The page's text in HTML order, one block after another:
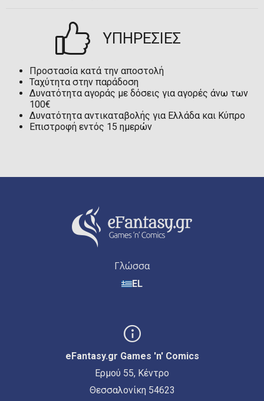
ΥΠΗΡΕΣΙΕΣ
Προστασία κατά την αποστολή
Ταχύτητα στην παράδοση
Δυνατότητα αγοράς με δόσεις για αγορές άνω των
100€
Δυνατότητα αντικαταβολής για Ελλάδα και Κύπρο
Επιστροφή εντός 15 ημερών
Γλώσσα
EL
eFantasy.gr Games 'n' Comics
Ερμού 55, Κέντρο
Θεσσαλονίκη 54623